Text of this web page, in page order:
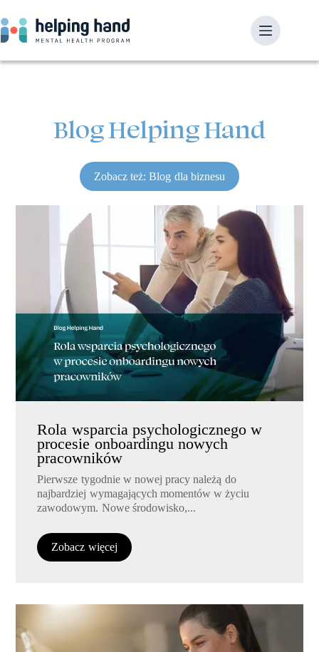
Blog Helping Hand
Zobacz też: Blog dla biznesu
Rola wsparcia psychologicznego w
procesie onboardingu nowych
pracowników
Pierwsze tygodnie w nowej pracy należą do
najbardziej wymagających momentów w życiu
zawodowym. Nowe środowisko,...
Zobacz więcej